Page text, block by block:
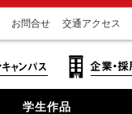
お問合せ 交通アクセス
学生作品